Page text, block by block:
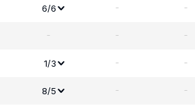
6/6 - -
- - -
1/3 - -
8/5 - -